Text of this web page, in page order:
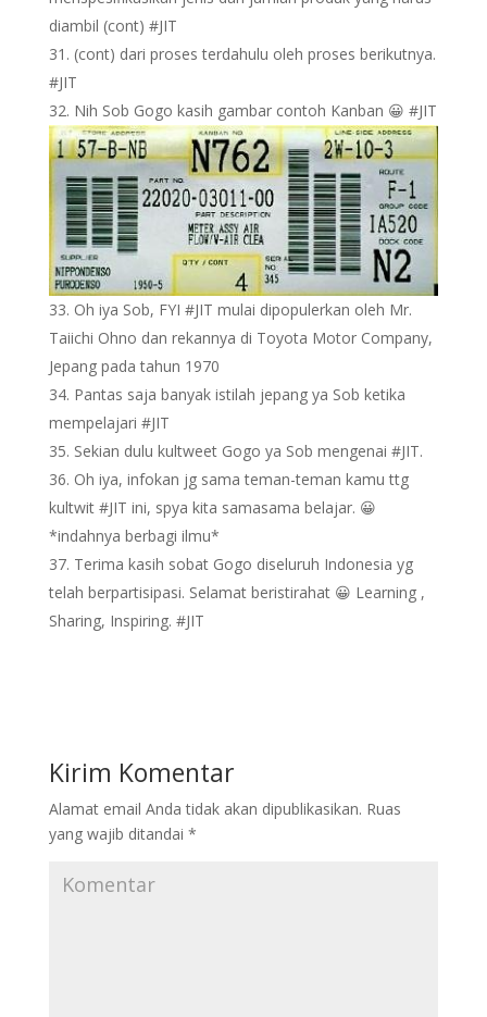
diambil (cont) #JIT
(cont) dari proses terdahulu oleh proses berikutnya.
#JIT
Nih Sob Gogo kasih gambar contoh Kanban 😀 #JIT
Oh iya Sob, FYI #JIT mulai dipopulerkan oleh Mr.
Taiichi Ohno dan rekannya di Toyota Motor Company,
Jepang pada tahun 1970
Pantas saja banyak istilah jepang ya Sob ketika
mempelajari #JIT
Sekian dulu kultweet Gogo ya Sob mengenai #JIT.
Oh iya, infokan jg sama teman-teman kamu ttg
kultwit #JIT ini, spya kita samasama belajar. 😀
*indahnya berbagi ilmu*
Terima kasih sobat Gogo diseluruh Indonesia yg
telah berpartisipasi. Selamat beristirahat 😀 Learning ,
Sharing, Inspiring. #JIT
Kirim Komentar
Alamat email Anda tidak akan dipublikasikan. Ruas
yang wajib ditandai *